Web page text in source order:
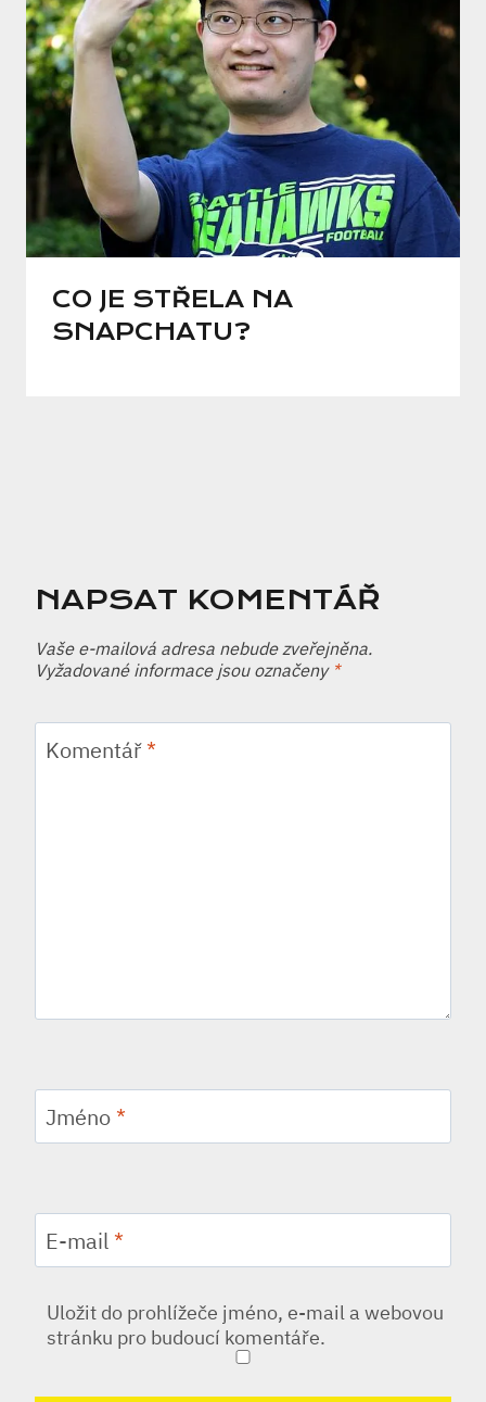
CO JE STŘELA NA
SNAPCHATU?
NAPSAT KOMENTÁŘ
Vaše e-mailová adresa nebude zveřejněna.
Vyžadované informace jsou označeny *
Komentář*
Jméno *
E-mail *
Uložit do prohlížeče jméno, e-mail a webovou
stránku pro budoucí komentáře.